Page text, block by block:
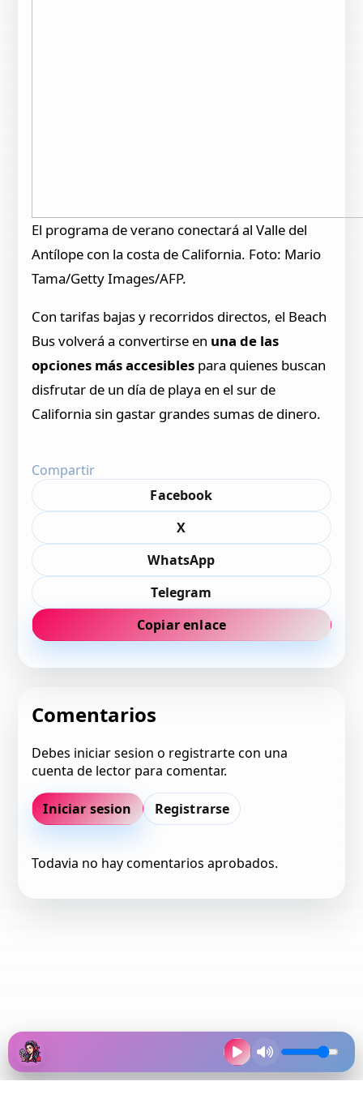
El programa de verano conectará al Valle del
Antílope con la costa de California. Foto: Mario
Tama/Getty Images/AFP.
Con tarifas bajas y recorridos directos, el Beach
Bus volverá a convertirse en una de las
opciones más accesibles para quienes buscan
disfrutar de un día de playa en el sur de
California sin gastar grandes sumas de dinero.
Compartir
Facebook
X
WhatsApp
Telegram
Copiar enlace
Comentarios
Debes iniciar sesion o registrarte con una
cuenta de lector para comentar.
Iniciar sesion Registrarse
Todavia no hay comentarios aprobados.